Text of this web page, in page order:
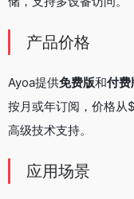
产品价格
Ayoa提供免费版和付费
按月或年订阅，价格
高级技术支持。
应用场景